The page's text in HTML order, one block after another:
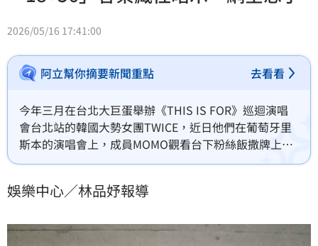
2026/05/16 17:41:00
阿立幫你摘要新聞重點 去看看
今年三月在台北大巨蛋舉辦《THIS IS FOR》巡迴演唱
會台北站的韓國大勢女團TWICE，近日他們在葡萄牙里
斯本的演唱會上，成員MOMO觀看台下粉絲飯撒牌上內
容的影片在網路上廣為流傳，有粉絲舉了寫著「18+56
被MOMO看見之後，她露出困惑表情，表示自己不知道
帶有性暗示的含意。林品妤
娛樂中心／林品妤報導